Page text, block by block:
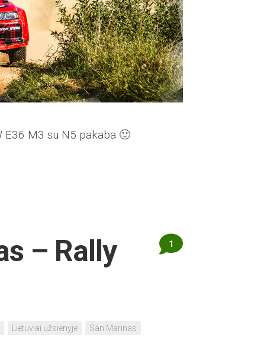
E36 M3 su N5 pakaba 🙂
– Rally
Lietuviai užsienyje San Marinas
1